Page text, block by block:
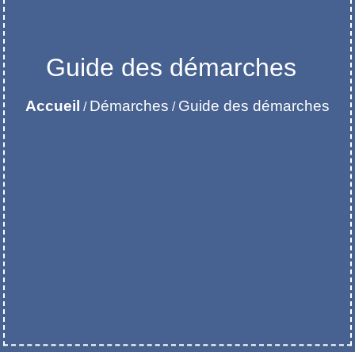
Guide des démarches
Accueil / Démarches / Guide des démarches